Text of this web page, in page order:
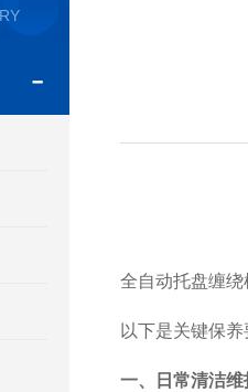
全自动托盘缠
以下是关键保
一、日常清洁维